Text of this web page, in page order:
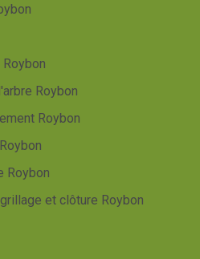
Roybon
Roybon
Roybon
et clôture Roybon